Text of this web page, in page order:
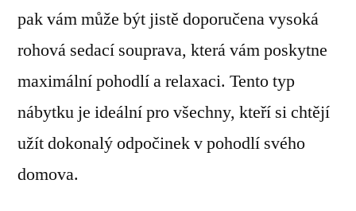
pak vám může být jistě doporučena vysoká
rohová sedací souprava, která vám poskytne
maximální pohodlí a relaxaci. Tento typ
nábytku je ideální pro všechny, kteří si chtějí
užít dokonalý odpočinek v pohodlí svého
domova.